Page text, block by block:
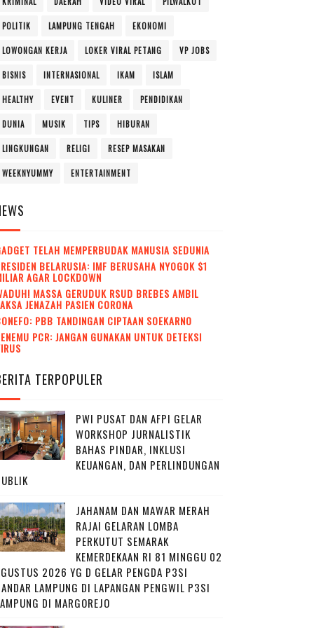
POLITIK LAMPUNG TENGAH EKONOMI
LOWONGAN KERJA LOKER VIRAL PETANG VP JOBS
BISNIS INTERNASIONAL IKAM ISLAM
HEALTHY EVENT KULINER PENDIDIKAN
DUNIA MUSIK TIPS HIBURAN
LINGKUNGAN RELIGI RESEP MASAKAN
WEEKNYUMMY ENTERTAINMENT
TELAH MEMPERBUDAK MANUSIA SEDUNIA
BELARUSIA: IMF BERUSAHA NYOGOK $1
AGAR LOCKDOWN
MASSA GERUDUK RSUD BREBES AMBIL
JENAZAH PASIEN CORONA
PBB TANDINGAN CIPTAAN SOEKARNO
PCR: JANGAN GUNAKAN UNTUK DETEKSI
TERPOPULER
PWI PUSAT DAN AFPI GELAR
WORKSHOP JURNALISTIK
BAHAS PINDAR, INKLUSI
KEUANGAN, DAN PERLINDUNGAN
JAHANAM DAN MAWAR MERAH
RAJAI GELARAN LOMBA
PERKUTUT SEMARAK
KEMERDEKAAN RI 81 MINGGU 02
2026 YG D GELAR PENGDA P3SI
LAMPUNG DI LAPANGAN PENGWIL P3SI
DI MARGOREJO